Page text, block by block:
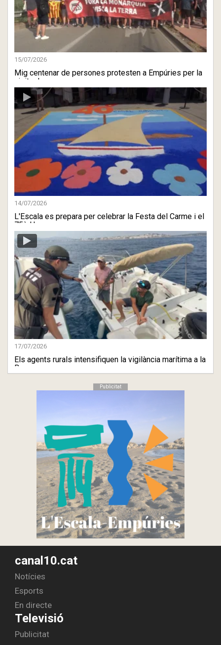
15/07/2026
Mig centenar de persones protesten a Empúries per la
visita de ...
14/07/2026
L'Escala es prepara per celebrar la Festa del Carme i el
75è H ...
17/07/2026
Els agents rurals intensifiquen la vigilància marítima a la
B ...
Publicitat
canal10.cat
Notícies
Esports
En directe
Televisió
Publicitat